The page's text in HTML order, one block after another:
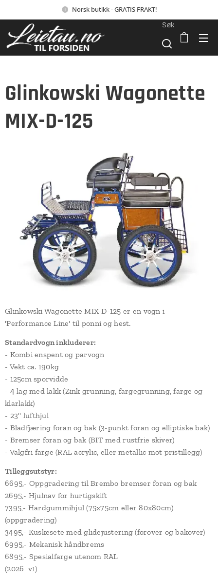
Norsk butikk - GRATIS FRAKT!
Søk
Glinkowski Wagonette
MIX-D-125
Glinkowski Wagonette MIX-D-125 er en vogn i
'Performance Line' til ponni og hest.
Standardvogn inkluderer:
- Kombi enspent og parvogn
- Vekt ca. 190kg
- 125cm sporvidde
- 4 lag med lakk (Zink grunning, fargegrunning, farge og
klarlakk)
- 23'' lufthjul
- Bladfjæring foran og bak (3-punkt foran og elliptiske bak)
- Bremser foran og bak (BIT med rustfrie skiver)
- Valgfri farge (RAL acrylic, eller metallic mot pristillegg)
Tilleggsutstyr:
6695,- Oppgradering til Brembo bremser foran og bak
2695,- Hjulnav for hurtigskift
7395,- Hardgummihjul (75x75cm eller 80x80cm)
(oppgradering)
3495,- Kuskesete med glidejustering (forover og bakover)
6995,- Mekanisk håndbrems
6895,- Spesialfarge utenom RAL
(2026_v1)